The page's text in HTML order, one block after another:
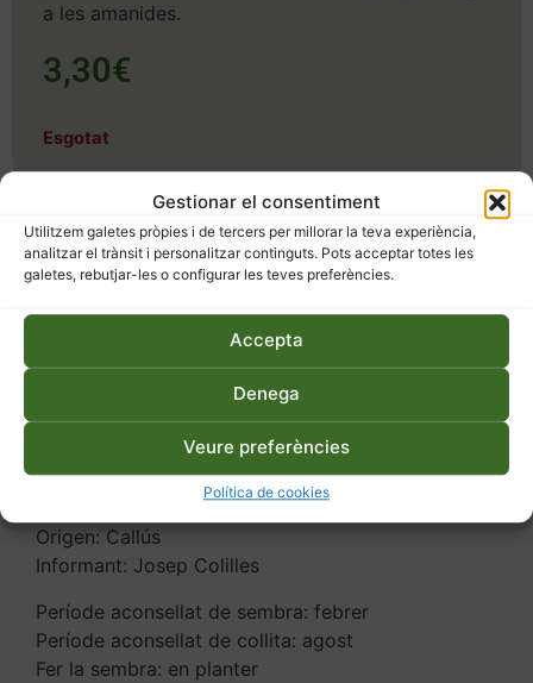
Gestionar el consentiment
Utilitzem galetes pròpies i de tercers per millorar la teva experiència,
analitzar el trànsit i personalitzar continguts. Pots acceptar totes les
galetes, rebutjar-les o configurar les teves preferències.
Accepta
Denega
Veure preferències
Política de cookies
a les amanides.
3,30€
Esgotat
Informació addicional
Descripció
Origen: Callús
Informant: Josep Colilles
Període aconsellat de sembra: febrer
Període aconsellat de collita: agost
Fer la sembra: en planter